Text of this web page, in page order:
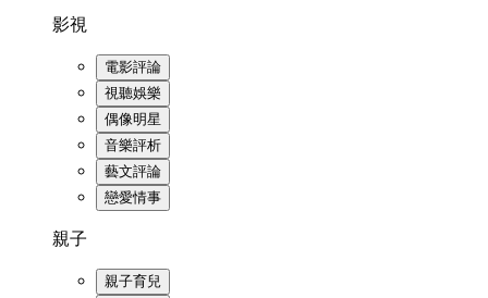
影視
電影評論
視聽娛樂
偶像明星
音樂評析
藝文評論
戀愛情事
親子
親子育兒